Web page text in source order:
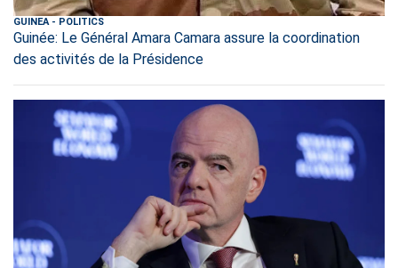
GUINEA- POLITICS
Guinée: Le Général Amara Camara assure la coordination
des activités de la Présidence